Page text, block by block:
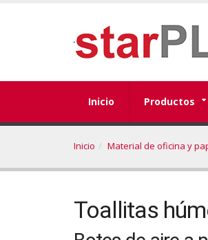
Inicio Productos
Inicio Material de oficina y
Toallitas